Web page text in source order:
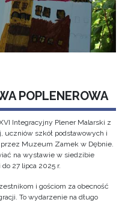
POPLENEROWA
Integracyjny Plener Malarski z
uczniów szkół podstawowych i
Muzeum Zamek w Dębnie.
na wystawie w siedzibie
27 lipca 2025 r.
i gościom za obecność
To wydarzenie na długo